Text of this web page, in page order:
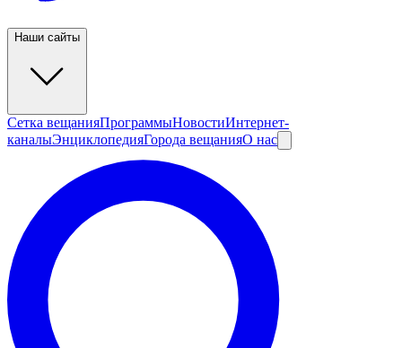
Наши сайты
Сетка вещанияПрограммыНовостиИнтернет-
каналыЭнциклопедияГорода вещанияО нас